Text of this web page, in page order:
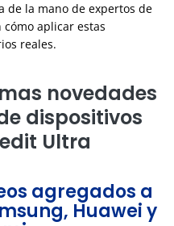
de la mano de expertos de
cómo aplicar estas
reales.
novedades
dispositivos
Ultra
agregados a
Huawei y